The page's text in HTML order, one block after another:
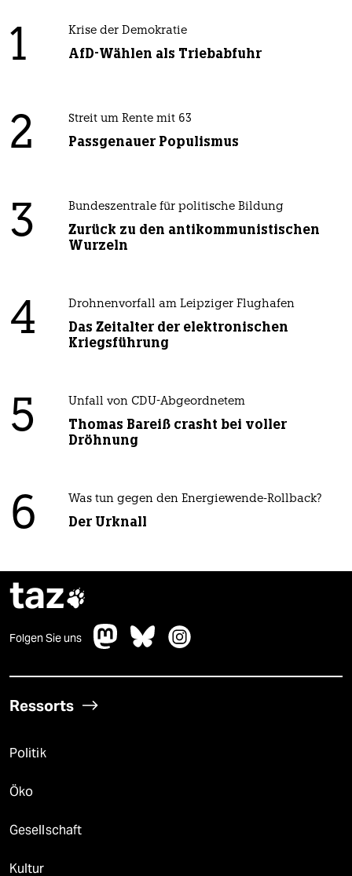
1 Krise der Demokratie
AfD-Wählen als Triebabfuhr
2 Streit um Rente mit 63
Passgenauer Populismus
3 Bundeszentrale für politische Bildung
Zurück zu den antikommunistischen
Wurzeln
4 Drohnenvorfall am Leipziger Flughafen
Das Zeitalter der elektronischen
Kriegsführung
5 Unfall von CDU-Abgeordnetem
Thomas Bareiß crasht bei voller
Dröhnung
6 Was tun gegen den Energiewende-Rollback?
Der Urknall
taz
Folgen Sie uns
Ressorts
Politik
Öko
Gesellschaft
Kultur